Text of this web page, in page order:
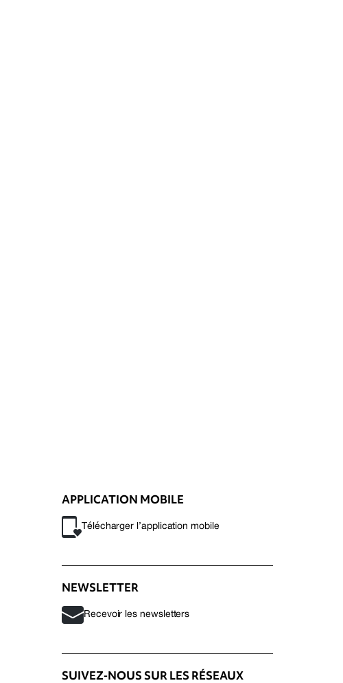
APPLICATION MOBILE
Télécharger l’application mobile
NEWSLETTER
Recevoir les newsletters
SUIVEZ-NOUS SUR LES RÉSEAUX